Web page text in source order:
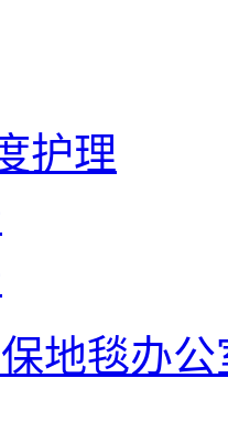
护理
地毯办公